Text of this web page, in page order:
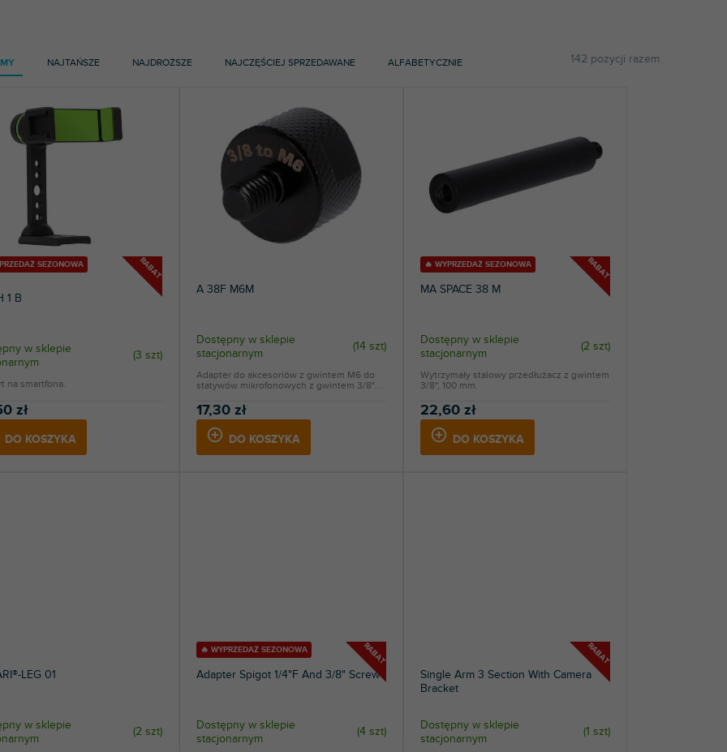
NAJTAŃSZE NAJDROŻSZE NAJCZĘŚCIEJ SPRZEDAWANE ALFABETYCZNIE 142 pozycji razem
RABAT
SEZONOWA
1 B
w sklepie
(3 szt)
zł
DO KOSZYKA
na smartfona.
A 38F M6M
Dostępny w sklepie
stacjonarnym
(14 szt)
17,30 zł
DO KOSZYKA
Adapter do akcesoriów z gwintem M6 do
statywów mikrofonowych z gwintem 3/8"....
RABAT
🔥 WYPRZEDAŻ SEZONOWA
MA SPACE 38 M
Dostępny w sklepie
stacjonarnym
(2 szt)
22,60 zł
DO KOSZYKA
Wytrzymały stalowy przedłużacz z gwintem
3/8", 100 mm.
LEG 01
w sklepie
(2 szt)
RABAT
🔥 WYPRZEDAŻ SEZONOWA
Adapter Spigot 1/4"F And 3/8" Screw
Dostępny w sklepie
stacjonarnym
(4 szt)
RABAT
Single Arm 3 Section With Camera
Bracket
Dostępny w sklepie
stacjonarnym
(1 szt)